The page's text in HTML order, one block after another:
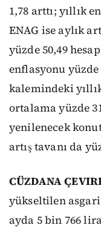
1,78 arttı; yıllık
ENAG ise aylık
yüzde 50,49
enflasyonu
kalemindeki
ortalama yüzde
yenilenecek
artış tavanı da
CÜZDANA
yükseltilen
ayda 5 bin 766